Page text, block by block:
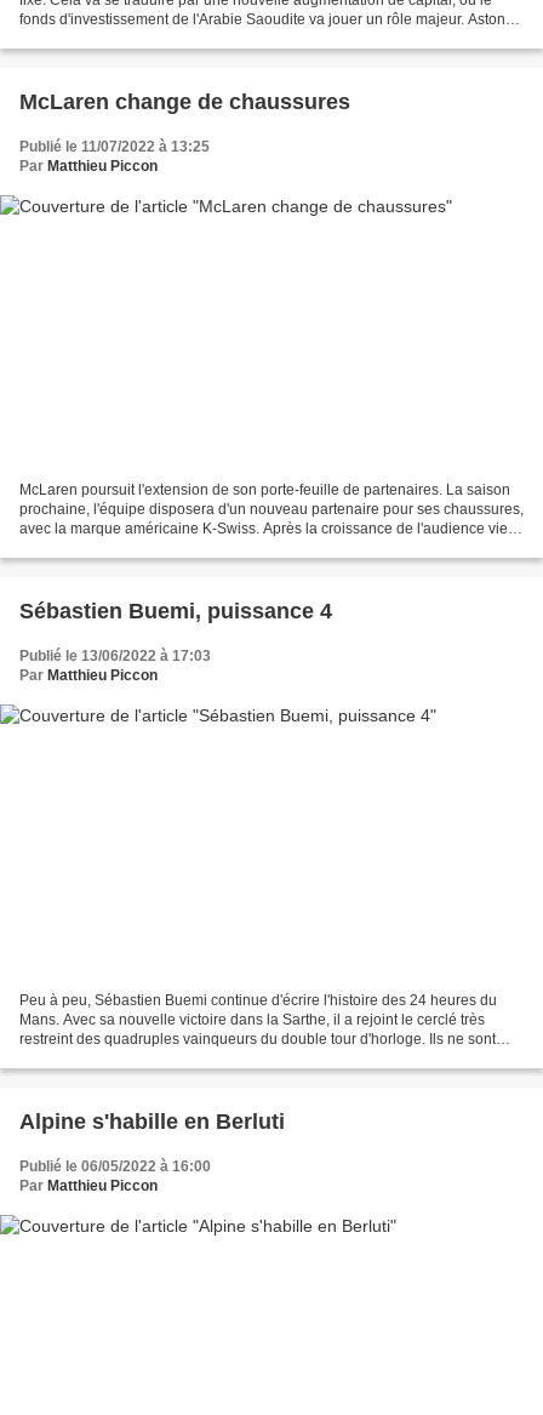
fonds d'investissement de l'Arabie Saoudite va jouer un rôle majeur. Aston
McLaren change de chaussures
Publié le 11/07/2022 à 13:25
Par Matthieu Piccon
McLaren poursuit l'extension de son porte-feuille de partenaires. La saison
prochaine, l'équipe disposera d'un nouveau partenaire pour ses chaussures,
avec la marque américaine K-Swiss. Après la croissance de l'audience vient
Sébastien Buemi, puissance 4
Publié le 13/06/2022 à 17:03
Par Matthieu Piccon
Peu à peu, Sébastien Buemi continue d'écrire l'histoire des 24 heures du
Mans. Avec sa nouvelle victoire dans la Sarthe, il a rejoint le cerclé très
restreint des quadruples vainqueurs du double tour d'horloge. Ils ne sont
Alpine s'habille en Berluti
Publié le 06/05/2022 à 16:00
Par Matthieu Piccon